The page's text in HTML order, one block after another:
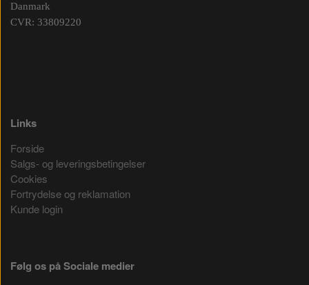
Danmark
CVR: 33809220
Links
Forside
Salgs- og leveringsbetingelser
Cookies
Fortrydelse og reklamation
Kunde login
Følg os på Sociale medier